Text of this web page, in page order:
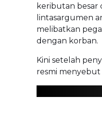
keributan besar
lintasargumen
melibatkan
dengan korban.
Kini setelah
resmi